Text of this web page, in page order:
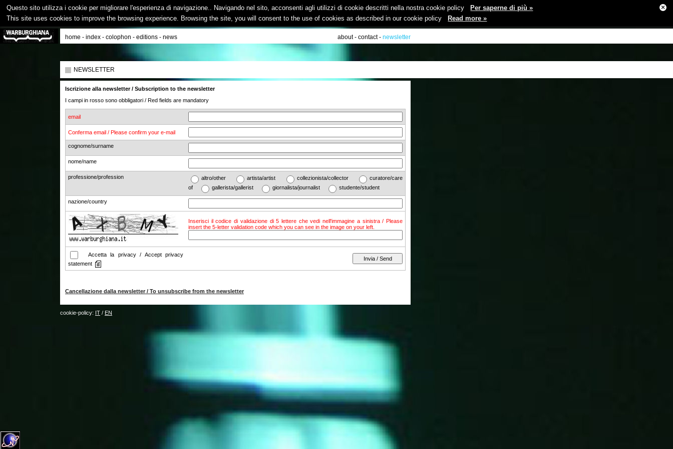
Questo sito utilizza i cookie per migliorare l'esperienza di navigazione.. Navigando nel sito, acconsenti agli utilizzi di cookie descritti nella nostra cookie policy
Per saperne di più »
This site uses cookies to improve the browsing experience. Browsing the site, you will consent to the use of cookies as described in our cookie policy
Read more »
×
home - index - colophon - editions - news about- contact- newsletter
NEWSLETTER
Iscrizione alla newsletter / Subscription to the newsletter
I campi in rosso sono obbligatori / Red fields are mandatory
email
Conferma email / Please confirm your e-mail
cognome/surname
nome/name
professione/profession altro/other artista/artist collezionista/collector
curatore/care
of
gallerista/gallerist giornalista/journalist studente/student
nazione/country
Inserisci il codice di validazione di 5 lettere che vedi nell'immagine a sinistra / Please
insert the 5-letter validation code which you can see in the image on your left.
Accetta la privacy / Accept privacy
statement
Cancellazione dalla newsletter / To unsubscribe from the newsletter
cookie-policy: IT / EN